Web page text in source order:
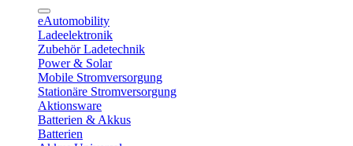
eAutomobility
Ladeelektronik
Zubehör Ladetechnik
Power & Solar
Mobile Stromversorgung
Stationäre Stromversorgung
Aktionsware
Batterien & Akkus
Batterien